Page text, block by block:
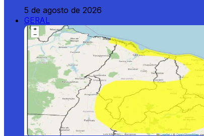
5 de agosto de 2026
GERAL